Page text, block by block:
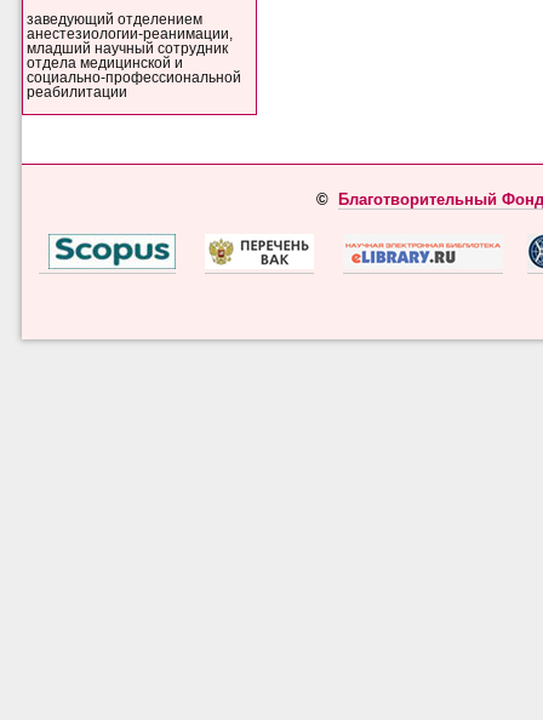
заведующий отделением
анестезиологии-реанимации,
младший научный сотрудник
отдела медицинской и
социально-профессиональной
реабилитации
© Благотворительный